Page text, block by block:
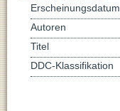
Erscheinungsdatum
Autoren
Titel
DDC-Klassifikation